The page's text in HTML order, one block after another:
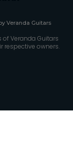
Veranda Guitars
Veranda Guitars
respective owners.